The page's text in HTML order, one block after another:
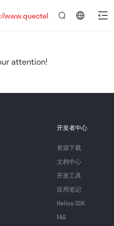
attention!
开发者中心
资源下载
文档中心
开发工具
应用笔记
Helios SDK
FAQ